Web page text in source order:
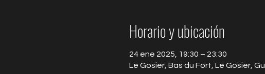
Horario y ubicación
24 ene 2025, 19:30 – 23:30
Le Gosier, Bas du Fort, Le Gosier,